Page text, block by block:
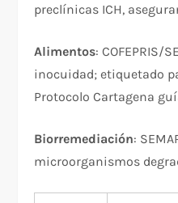
preclínicas ICH,
Alimentos: COFEPRIS/
inocuidad; etiquetado
Protocolo Cartagena
Biorremediación:
microorganismos